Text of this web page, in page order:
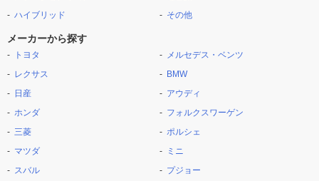
ハイブリッド
その他
メーカーから探す
トヨタ
レクサス
日産
ホンダ
三菱
マツダ
スバル
メルセデス・ベンツ
BMW
アウディ
フォルクスワーゲン
ポルシェ
ミニ
プジョー